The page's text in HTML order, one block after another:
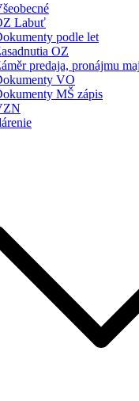
Labuť
podle let
OZ
predaja, pronájmu
VO
MŠ zápis